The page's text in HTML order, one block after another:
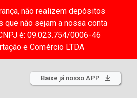
não realizem depósitos
que não sejam a nossa conta
é: 09.023.754/0006-46
e Comércio LTDA
Baixe já nosso APP